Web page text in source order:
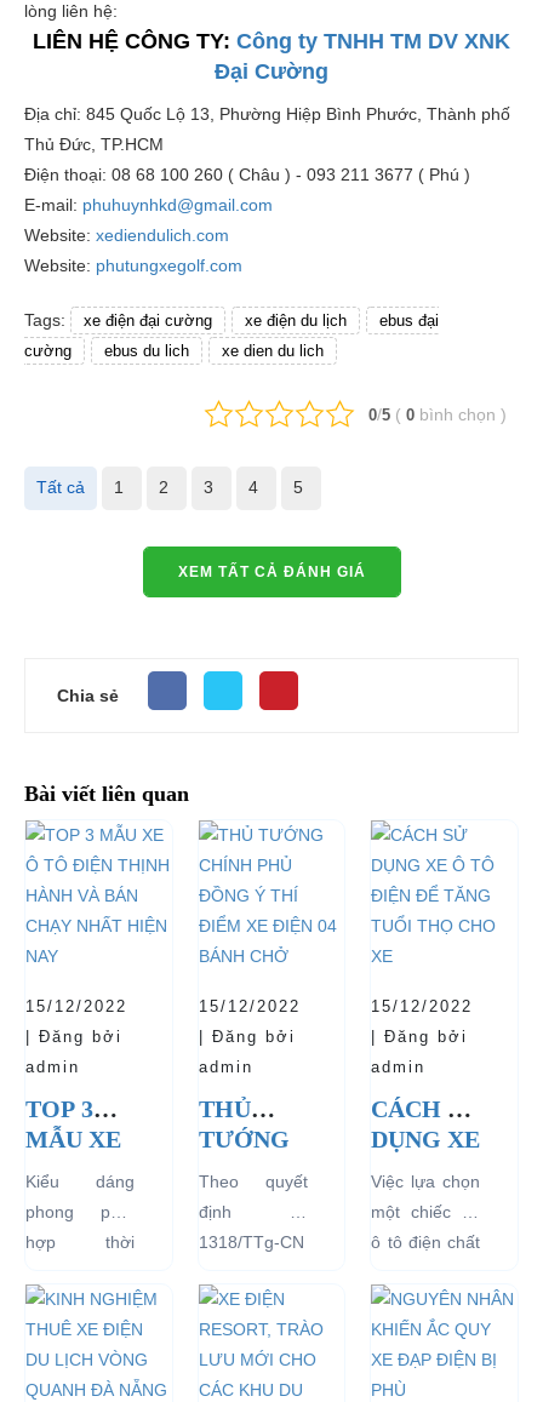
lòng liên hệ:
LIÊN HỆ CÔNG TY: Công ty TNHH TM DV XNK
Đại Cường
Địa chỉ: 845 Quốc Lộ 13, Phường Hiệp Bình Phước, Thành phố
Thủ Đức, TP.HCM
Điện thoại: 08 68 100 260 ( Châu ) - 093 211 3677 ( Phú )
E-mail: phuhuynhkd@gmail.com
Website: xediendulich.com
Website: phutungxegolf.com
Tags: xe điện đại cường xe điện du lịch
ebus đại
cường
ebus du lich xe dien du lich
0/5 ( 0 bình chọn )
Tất cả 1 2 3 4 5
XEM TẤT CẢ ĐÁNH GIÁ
Chia sẻ
Bài viết liên quan
15/12/2022
| Đăng bởi
admin
TOP 3
MẪU XE
Ô TÔ
ĐIỆN
THỊNH
HÀNH
VÀ BÁN
CHẠY
NHẤT
HIỆN
Kiểu dáng
phong phú,
hợp thời
dàng sử dụng
mà thân thiện
với môi
trường, đặc
15/12/2022
| Đăng bởi
admin
THỦ
TƯỚNG
CHÍNH
PHỦ
ĐỒNG Ý
ĐIỂM XE
ĐIỆN 04
BÁNH
CHỞ
Theo quyết
định số
1318/TTg-CN
27/09/2018,
Thủ tướng
Chính phủ đã
đồng ý việc
15/12/2022
| Đăng bởi
admin
CÁCH SỬ
DỤNG XE
Ô TÔ
ĐIỆN ĐỂ
TĂNG
TUỔI
THỌ
CHO XE
Việc lựa chọn
một chiếc xe
ô tô điện chất
ngay từ đầu
sẽ mang lại
hiệu quả sử
dụng lâu dài